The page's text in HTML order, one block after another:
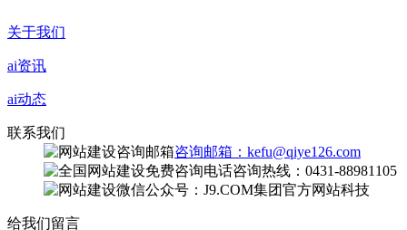
关于我们
ai资讯
ai动态
联系我们
咨询邮箱：kefu@qiye126.com
咨询热线：0431-88981105
微信公众号：J9.COM集团官方网站科技
给我们留言